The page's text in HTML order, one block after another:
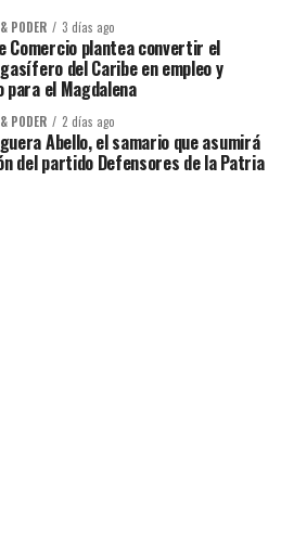
PODER 3 días ago
Comercio plantea convertir el
del Caribe en empleo y
para el Magdalena
PODER 2 días ago
Abello, el samario que asumirá
del partido Defensores de la Patria